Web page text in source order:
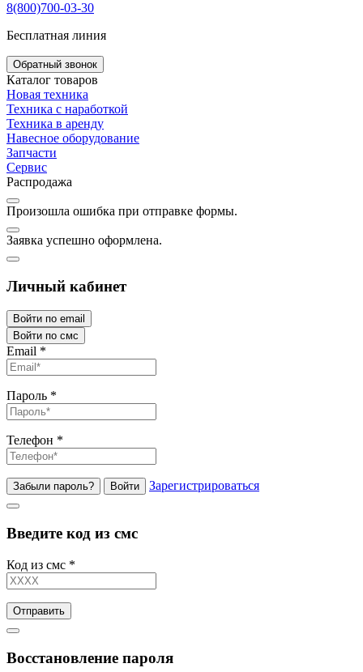
8(800)700-03-30
Бесплатная линия
Обратный звонок
Каталог товаров
Новая техника
Техника с наработкой
Техника в аренду
Навесное оборудование
Запчасти
Сервис
Распродажа
Произошла ошибка при отправке формы.
Заявка успешно оформлена.
Личный кабинет
Войти по email
Войти по смс
Email *
Пароль *
Телефон *
Забыли пароль? Войти Зарегистрироваться
Введите код из смс
Код из смс *
Отправить
Восстановление пароля